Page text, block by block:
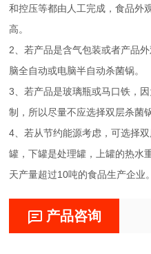
和控压等都由人工完成，食品外
高。
2、若产品是含气包装或者产品
脑全自动或电脑半自动杀菌锅。
3、若产品是玻璃瓶或马口铁，
制，所以尽量不应选择双层杀菌锅
4、若从节约能源考虑，可选择
罐，下罐是处理罐，上罐的热水
天产量超过10吨的食品生产企业。
产品咨询